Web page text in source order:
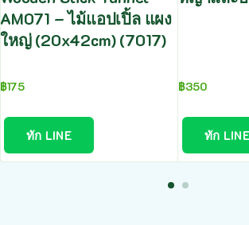
AM071 – ไม้แอปเปิ้ล แผง
ใหญ่ (20x42cm) (7017)
฿175
ทัก LINE
฿350
ทัก LINE